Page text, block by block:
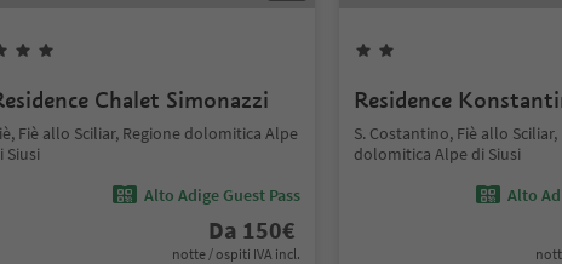
Chalet Simonazzi
Fiè allo Sciliar, Regione dolomitica Alpe
Siusi
Alto Adige Guest Pass
Da 150€
notte / ospiti IVA incl.
Residence
S. Costantino, Fiè allo Sciliar,
dolomitica Alpe di Siusi
Alto